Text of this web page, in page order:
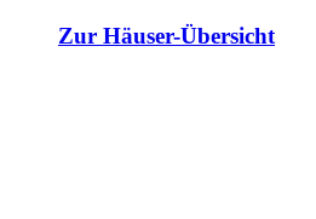
Zur Häuser-Übersicht